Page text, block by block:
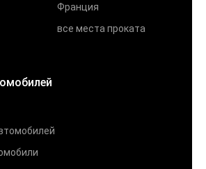
Франция
все места проката